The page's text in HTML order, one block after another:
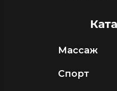
Массаж
Спорт